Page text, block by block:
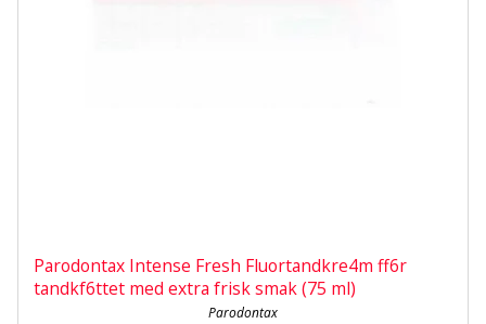
Parodontax Intense Fresh Fluortandkre4m ff6r
tandkf6ttet med extra frisk smak (75 ml)
Parodontax